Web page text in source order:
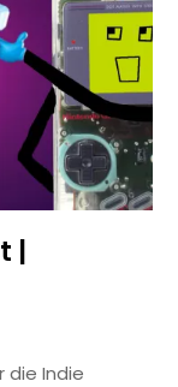
|
die Indie